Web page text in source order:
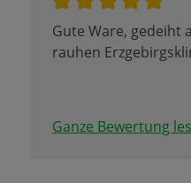
Gute Ware, gedeiht
rauhen
Ganze Bewertung